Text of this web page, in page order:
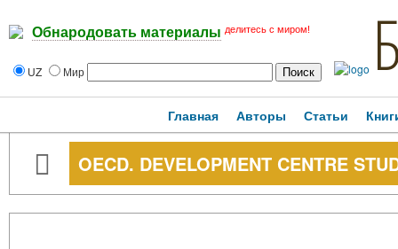
Обнародовать материалы делитесь с миром!
UZ Мир
Главная Авторы Статьи
OECD. DEVELOPMENT CENTRE